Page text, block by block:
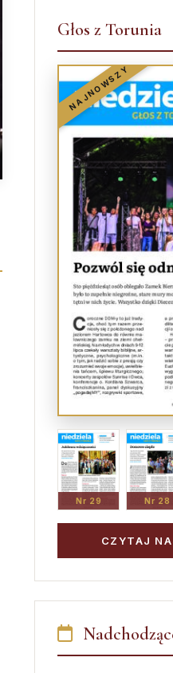
Głos z Torunia
NAJNOWSZY
Nr 29 Nr 28
CZYTAJ